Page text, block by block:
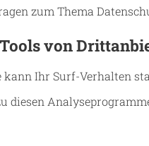
zum Thema
von
kann Ihr Surf-Verhalten